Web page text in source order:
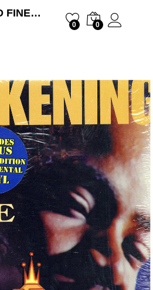
中古ﾚｺｰﾄﾞ LORD FINESSE – THE AWAKENING (Limited Edition)
0 0